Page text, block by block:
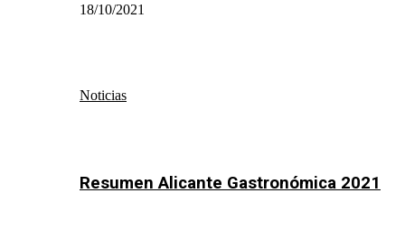
18/10/2021
Noticias
Resumen Alicante Gastronómica 2021